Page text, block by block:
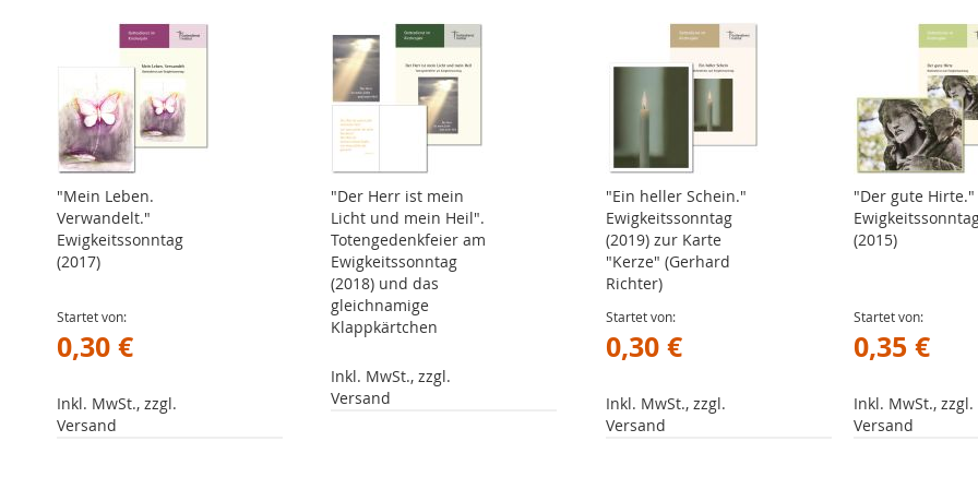
"Mein Leben.
Verwandelt."
Ewigkeitssonntag
(2017)
Startet von
0,30 €
Inkl. MwSt., zzgl.
Versand
"Der Herr ist mein
Licht und mein Heil".
Totengedenkfeier am
Ewigkeitssonntag
(2018) und das
gleichnamige
Klappkärtchen
Inkl. MwSt., zzgl.
Versand
"Ein heller Schein."
Ewigkeitssonntag
(2019) zur Karte
"Kerze" (Gerhard
Richter)
Startet von
0,30 €
Inkl. MwSt., zzgl.
Versand
"Der gute Hirte."
(2015)
Startet von
0,35 €
Inkl. MwSt., zzgl.
Versand